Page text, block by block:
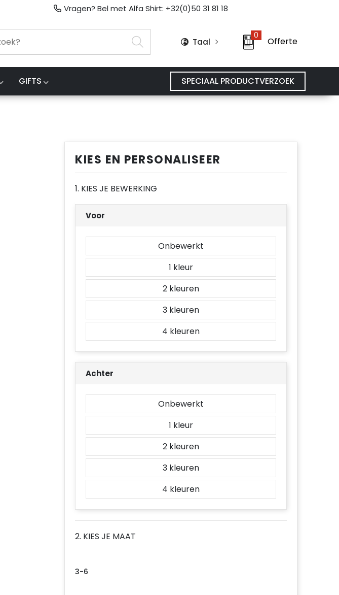
Vragen? Bel met Alfa Shirt: +32(0)50 31 81 18
Taal
0
Offerte
GIFTS SPECIAAL PRODUCTVERZOEK
KIES EN PERSONALISEER
1. KIES JE BEWERKING
Voor
Onbewerkt
1
2
3
4
Achter
Onbewerkt
1
2
3
4
2. KIES JE MAAT
3-6